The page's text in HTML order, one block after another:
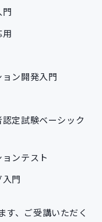
ン開発入門
定試験ベーシック
ンテスト
門
、ご受講いただく